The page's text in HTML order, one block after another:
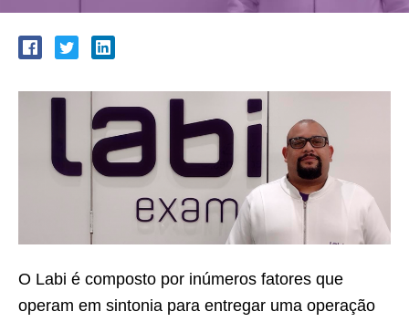
O Labi é composto por inúmeros fatores que
operam em sintonia para entregar uma operação